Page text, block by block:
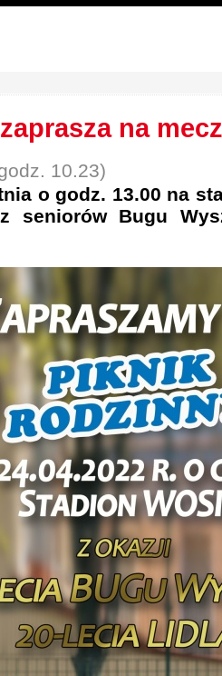
na
10.23)
o godz. 13.00 na
seniorów Bugu